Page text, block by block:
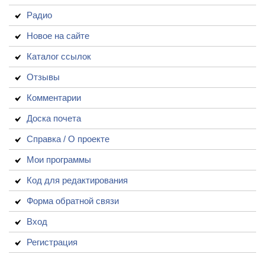
Радио
Новое на сайте
Каталог ссылок
Отзывы
Комментарии
Доска почета
Справка / О проекте
Мои программы
Код для редактирования
Форма обратной связи
Вход
Регистрация